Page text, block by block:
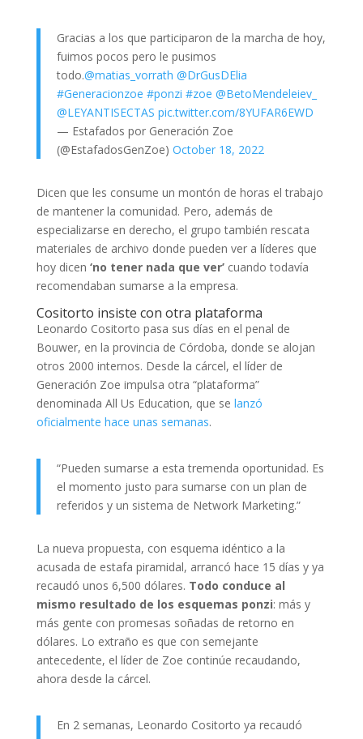
Gracias a los que participaron de la marcha de hoy,
fuimos pocos pero le pusimos
todo.@matias_vorrath @DrGusDElia
#Generacionzoe #ponzi #zoe @BetoMendeleiev_
@LEYANTISECTAS pic.twitter.com/8YUFAR6EWD
— Estafados por Generación Zoe
(@EstafadosGenZoe) October 18, 2022
Dicen que les consume un montón de horas el trabajo
de mantener la comunidad. Pero, además de
especializarse en derecho, el grupo también rescata
materiales de archivo donde pueden ver a líderes que
hoy dicen ‘no tener nada que ver’cuando todavía
recomendaban sumarse a la empresa.
Cositorto insiste con otra plataforma
Leonardo Cositorto pasa sus días en el penal de
Bouwer, en la provincia de Córdoba, donde se alojan
otros 2000 internos. Desde la cárcel, el líder de
Generación Zoe impulsa otra “plataforma”
denominada All Us Education, que se lanzó
oficialmente hace unas semanas.
“Pueden sumarse a esta tremenda oportunidad. Es
el momento justo para sumarse con un plan de
referidos y un sistema de Network Marketing.”
La nueva propuesta, con esquema idéntico a la
acusada de estafa piramidal, arrancó hace 15 días y ya
recaudó unos 6,500 dólares. Todo conduce al
mismo resultado de los esquemas ponzi: más y
más gente con promesas soñadas de retorno en
dólares. Lo extraño es que con semejante
antecedente, el líder de Zoe continúe recaudando,
ahora desde la cárcel.
En 2 semanas, Leonardo Cositorto ya recaudó